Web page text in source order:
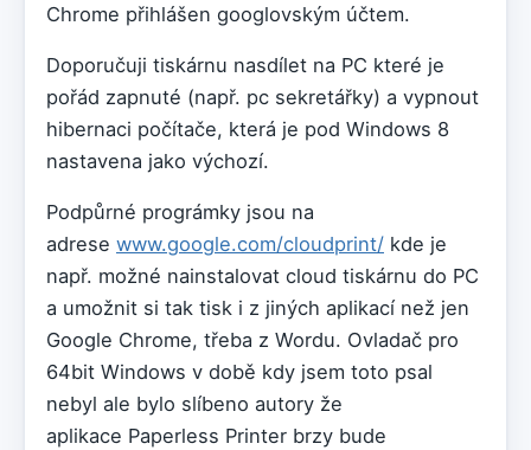
Chrome přihlášen googlovským účtem.
Doporučuji tiskárnu nasdílet na PC které je
pořád zapnuté (např. pc sekretářky) a vypnout
hibernaci počítače, která je pod Windows 8
nastavena jako výchozí.
Podpůrné prográmky jsou na
adrese www.google.com/cloudprint/ kde je
např. možné nainstalovat cloud tiskárnu do PC
a umožnit si tak tisk i z jiných aplikací než jen
Google Chrome, třeba z Wordu. Ovladač pro
64bit Windows v době kdy jsem toto psal
nebyl ale bylo slíbeno autory že
aplikace Paperless Printer brzy bude